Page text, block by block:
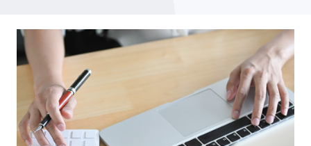
Webinar - Autoliquidazione 2021/2022